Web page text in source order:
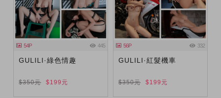
54P 445
GULILI·綠色情趣
$350元 $199元
56P 332
GULILI·紅髮機車
$350元 $199元